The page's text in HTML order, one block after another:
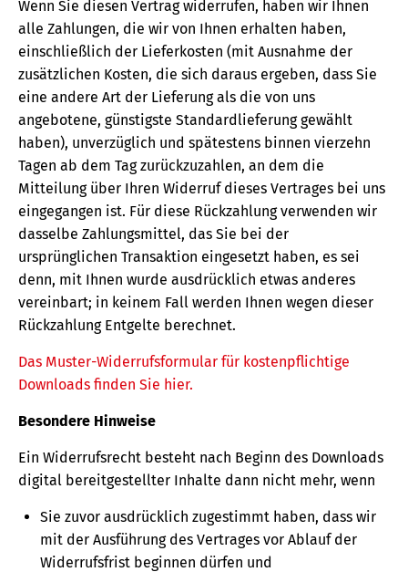
Wenn Sie diesen Vertrag widerrufen, haben wir Ihnen
alle Zahlungen, die wir von Ihnen erhalten haben,
einschließlich der Lieferkosten (mit Ausnahme der
zusätzlichen Kosten, die sich daraus ergeben, dass Sie
eine andere Art der Lieferung als die von uns
angebotene, günstigste Standardlieferung gewählt
haben), unverzüglich und spätestens binnen vierzehn
Tagen ab dem Tag zurückzuzahlen, an dem die
Mitteilung über Ihren Widerruf dieses Vertrages bei uns
eingegangen ist. Für diese Rückzahlung verwenden wir
dasselbe Zahlungsmittel, das Sie bei der
ursprünglichen Transaktion eingesetzt haben, es sei
denn, mit Ihnen wurde ausdrücklich etwas anderes
vereinbart; in keinem Fall werden Ihnen wegen dieser
Rückzahlung Entgelte berechnet.
Das Muster-Widerrufsformular für kostenpflichtige
Downloads finden Sie hier.
Besondere Hinweise
Ein Widerrufsrecht besteht nach Beginn des Downloads
digital bereitgestellter Inhalte dann nicht mehr, wenn
Sie zuvor ausdrücklich zugestimmt haben, dass wir
mit der Ausführung des Vertrages vor Ablauf der
Widerrufsfrist beginnen dürfen und